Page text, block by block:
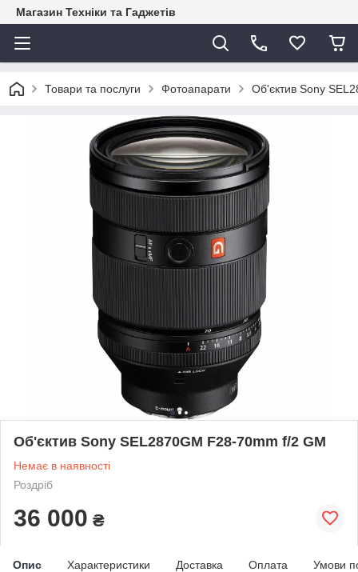
Магазин Техніки та Гаджетів
Товари та послуги Фотоапарати Об'єктив Sony
Об'єктив Sony SEL2870GM F28-70mm f/2 GM
Немає в наявності
Роздріб
36 000 ₴
Опис Характеристики Доставка Оплата Умови